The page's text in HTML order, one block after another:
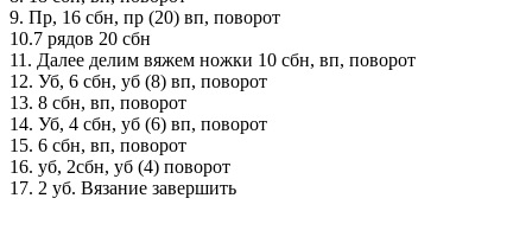
9. Пр, 16 сбн, пр (20) вп, поворот
10.7 рядов 20 сбн
11. Далее делим вяжем ножки 10 сбн, вп, поворот
12. Уб, 6 сбн, уб (8) вп, поворот
13. 8 сбн, вп, поворот
14. Уб, 4 сбн, уб (6) вп, поворот
15. 6 сбн, вп, поворот
16. уб, 2сбн, уб (4) поворот
17. 2 уб. Вязание завершить